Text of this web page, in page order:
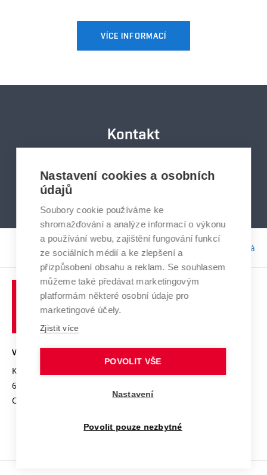
VÍCE INFORMACÍ
Kontakt
UDRZITELNOST@VUT.CZ
Odpovědnost:Bc. Tereza Kučerová
VYSOKÉ UČENÍ TECHNICKÉ V BRNĚ
Kolejní 2906/4
612 00 Brno
Czech Republic
Nastavení cookies a osobních
údajů
Soubory cookie používáme ke
shromažďování a analýze informací o výkonu
a používání webu, zajištění fungování funkcí
ze sociálních médií a ke zlepšení a
přizpůsobení obsahu a reklam. Se souhlasem
můžeme také předávat marketingovým
platformám některé osobní údaje pro
marketingové účely.
Zjistit více
POVOLIT VŠE
Nastavení
Povolit pouze nezbytné